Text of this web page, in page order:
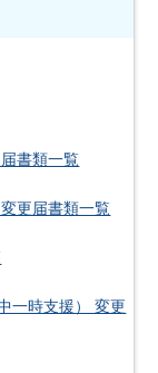
書類一覧
更届書類一覧
一時支援） 変更